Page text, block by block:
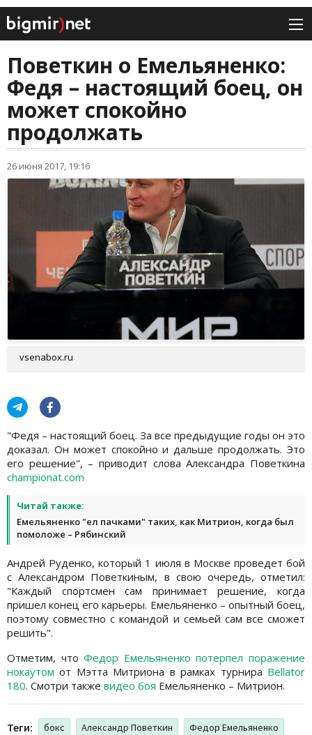
Поветкин о Емельяненко:
Федя – настоящий боец, он
может спокойно
продолжать
26 июня 2017, 19:16
vsenabox.ru
"Федя – настоящий боец. За все предыдущие годы он это
доказал. Он может спокойно и дальше продолжать. Это
его решение", – приводит слова Александра Поветкина
championat.com
Читай также:
Емельяненко "ел пачками" таких, как Митрион, когда был
помоложе – Рябинский
Андрей Руденко, который 1 июля в Москве проведет бой
с Александром Поветкиным, в свою очередь, отметил:
"Каждый спортсмен сам принимает решение, когда
пришел конец его карьеры. Емельяненко – опытный боец,
поэтому совместно с командой и семьей сам все сможет
решить".
Отметим, чтоФедор Емельяненко потерпел поражение
нокаутом от Мэтта Митриона в рамках турнира Bellator
180. Смотри также видео боя Емельяненко – Митрион.
Теги: бокс Александр Поветкин
Федор Емельяненко